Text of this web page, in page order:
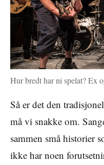
Hur bredt har ni spelat? Ex
Så er det den
må vi snakke om.
sammen små historier
ikke har noen